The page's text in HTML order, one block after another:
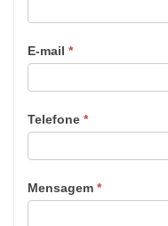
E-mail *
Telefone *
Mensagem *